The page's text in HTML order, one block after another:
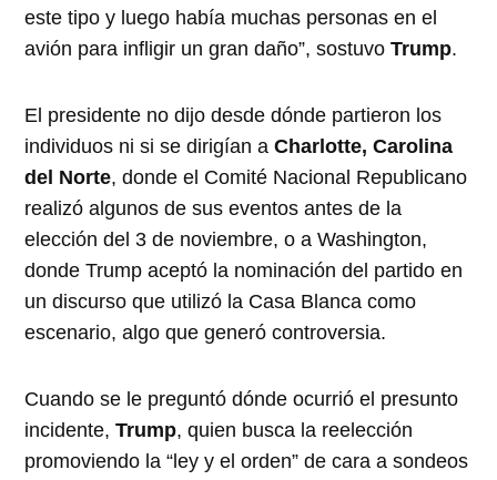
este tipo y luego había muchas personas en el
avión para infligir un gran daño”, sostuvoTrump.
El presidente no dijo desde dónde partieron los
individuos ni si se dirigían aCharlotte, Carolina
del Norte, donde el Comité Nacional Republicano
realizó algunos de sus eventos antes de la
elección del 3 de noviembre, o a Washington,
donde Trump aceptó la nominación del partido en
un discurso que utilizó la Casa Blanca como
escenario, algo que generó controversia.
Cuando se le preguntó dónde ocurrió el presunto
incidente,Trump, quien busca la reelección
promoviendo la “ley y el orden” de cara a sondeos